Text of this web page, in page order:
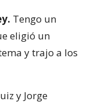
Tengo un
eligió un
y trajo a los
y Jorge